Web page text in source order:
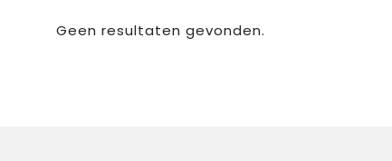
Geen resultaten gevonden.